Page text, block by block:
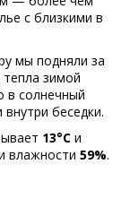
с близкими в
мы подняли за
тепла зимой
в солнечный
беседки.
13°C и
влажности 59%.